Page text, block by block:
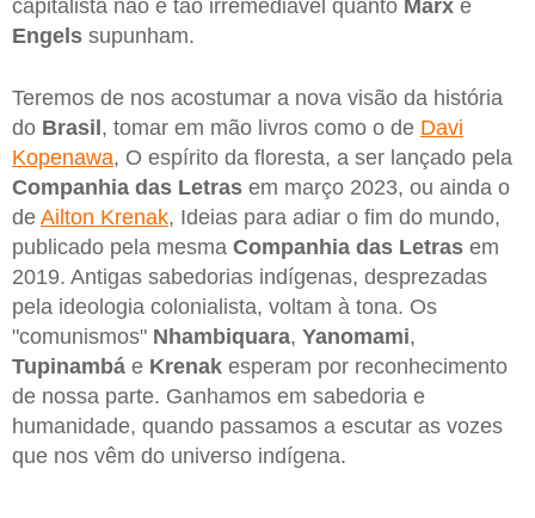
capitalista não é tão irremediável quanto Marx e
Engels supunham.
Teremos de nos acostumar a nova visão da história
do Brasil , tomar em mão livros como o de Davi
Kopenawa, O espírito da floresta, a ser lançado pela
Companhia das Letras em março 2023, ou ainda o
de Ailton Krenak, Ideias para adiar o fim do mundo,
publicado pela mesma Companhia das Letras em
2019. Antigas sabedorias indígenas, desprezadas
pela ideologia colonialista, voltam à tona. Os
"comunismos" Nhambiquara, Yanomami,
Tupinambá e Krenak esperam por reconhecimento
de nossa parte. Ganhamos em sabedoria e
humanidade, quando passamos a escutar as vozes
que nos vêm do universo indígena.